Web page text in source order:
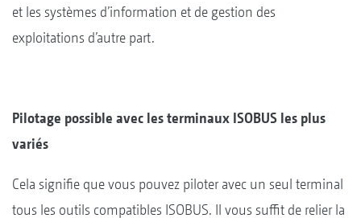
et les systèmes d’information et de gestion des
exploitations d’autre part.
Pilotage possible avec les terminaux ISOBUS les plus
variés
Cela signifie que vous pouvez piloter avec un seul terminal
tous les outils compatibles ISOBUS. Il vous suffit de relier la